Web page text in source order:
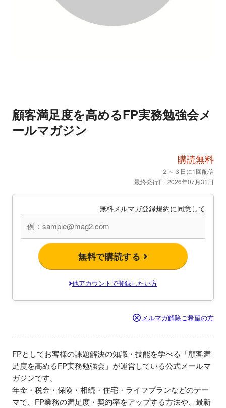
顧客満足度を高めるFP実務勉強会メ
ールマガジン
購読無料
２～３日に1回配信
最終発行日: 2026年07月31日
無料メルマガ登録規約に同意して
無料で購読する
他アカウントで登録したい方
メルマガ解除ご希望の方
FPとしてお客様の課題解決の知識・技能を学べる「顧客満
足度を高めるFP実務勉強会」が運営している公式メールマ
ガジンです。
年金・税金・保険・相続・住宅・ライフプランなどのテー
マで、FP業務の満足度・契約率をアップする方法や、最新